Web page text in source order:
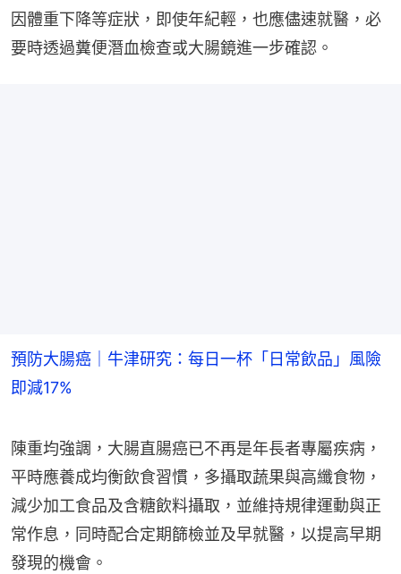
因體重下降等症狀，即使年紀輕，也應儘速就醫，必
要時透過糞便潛血檢查或大腸鏡進一步確認。
預防大腸癌｜牛津研究：每日一杯「日常飲品」風險
即減17%
陳重均強調，大腸直腸癌已不再是年長者專屬疾病，
平時應養成均衡飲食習慣，多攝取蔬果與高纖食物，
減少加工食品及含糖飲料攝取，並維持規律運動與正
常作息，同時配合定期篩檢並及早就醫，以提高早期
發現的機會。